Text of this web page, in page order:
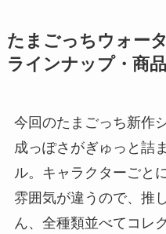
たまごっちウォー
ラインナップ・商
今回のたまごっち新作
成っぽさがぎゅっと詰
ル。キャラクターごと
雰囲気が違うので、推
ん、全種類並べてコレ